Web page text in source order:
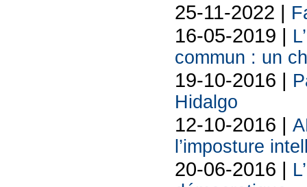
25-11-2022 |
16-05-2019 |
commun : un
19-10-2016 |
Hidalgo
12-10-2016 |
l’imposture
20-06-2016 |